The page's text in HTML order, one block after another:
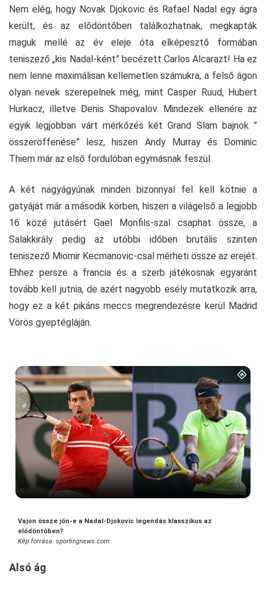
Nem elég, hogy Novak Djokovic és Rafael Nadal egy ágra
került, és az elődöntőben találkozhatnak, megkapták
maguk mellé az év eleje óta elképesztő formában
teniszező „kis Nadal-ként” becézett Carlos Alcarazt! Ha ez
nem lenne maximálisan kellemetlen számukra, a felső ágon
olyan nevek szerepelnek még, mint Casper Ruud, Hubert
Hurkacz, illetve Denis Shapovalov. Mindezek ellenére az
egyik legjobban várt mérkőzés két Grand Slam bajnok ”
összeröffenése” lesz, hiszen Andy Murray és Dominic
Thiem már az első fordulóban egymásnak feszül.
A két nagyágyúnak minden bizonnyal fel kell kötnie a
gatyáját már a második körben, hiszen a világelső a legjobb
16 közé jutásért Gael Monfils-szal csaphat össze, a
Salakkirály pedig az utóbbi időben brutális szinten
teniszező Miomir Kecmanovic-csal mérheti össze az erejét.
Ehhez persze a francia és a szerb játékosnak egyaránt
tovább kell jutnia, de azért nagyobb esély mutatkozik arra,
hogy ez a két pikáns meccs megrendezésre kerül Madrid
Vörös gyeptégláján.
Vajon össze jön-e a Nadal-Djokovic legendás klasszikus az
elődöntőben?
Kép forrása: sportingnews.com
Alsó ág